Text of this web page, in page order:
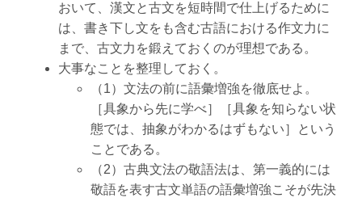
おいて、漢文と古文を短時間で仕上げるために
は、書き下し文をも含む古語における作文力に
まで、古文力を鍛えておくのが理想である。
大事なことを整理しておく。
（1）文法の前に語彙増強を徹底せよ。
［具象から先に学べ］［具象を知らない状
態では、抽象がわかるはずもない］という
ことである。
（2）古典文法の敬語法は、第一義的には
敬語を表す古文単語の語彙増強こそが先決